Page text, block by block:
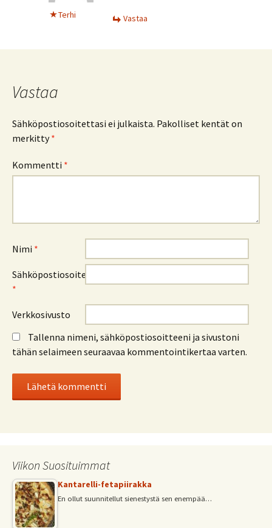
Terhi Vastaa
Vastaa
Sähköpostiosoitettasi ei julkaista. Pakolliset kentät on
merkitty*
Kommentti *
Nimi *
Sähköpostiosoite
*
Verkkosivusto
Tallenna nimeni, sähköpostiosoitteeni ja sivustoni
tähän selaimeen seuraavaa kommentointikertaa varten.
Viikon Suosituimmat
Kantarelli-fetapiirakka
En ollut suunnitellut sienestystä sen enempää…